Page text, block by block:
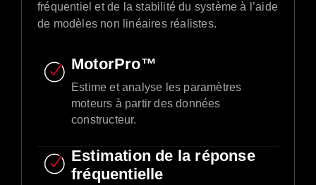
fréquentiel et de la stabilité du système à l’aide
de modèles non linéaires réalistes.
MotorPro™
Estime et analyse les paramètres
moteurs à partir des données
constructeur.
Estimation de la réponse
fréquentielle